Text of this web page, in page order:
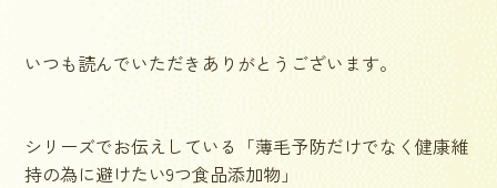
いつも読んでいただきありがとうございます。
シリーズでお伝えしている「薄毛予防だけでなく健康維
持の為に避けたい9つ食品添加物」